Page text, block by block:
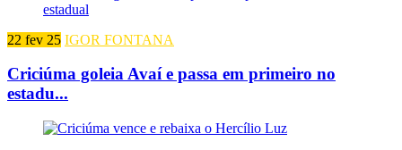
22 fev 25 IGOR FONTANA
Criciúma goleia Avaí e passa em primeiro no
estadu...